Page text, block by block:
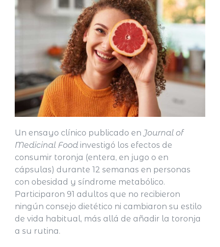
Un ensayo clínico publicado en Journal of
Medicinal Food investigó los efectos de
consumir toronja (entera, en jugo o en
cápsulas) durante 12 semanas en personas
con obesidad y síndrome metabólico.
Participaron 91 adultos que no recibieron
ningún consejo dietético ni cambiaron su estilo
de vida habitual, más allá de añadir la toronja
a su rutina.